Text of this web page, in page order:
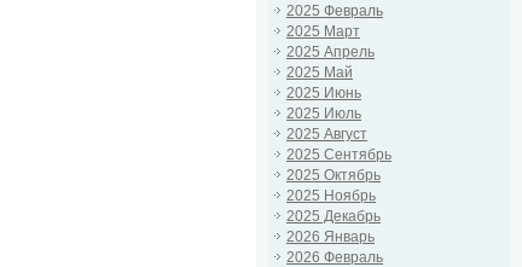
2025 Февраль
2025 Март
2025 Апрель
2025 Май
2025 Июнь
2025 Июль
2025 Август
2025 Сентябрь
2025 Октябрь
2025 Ноябрь
2025 Декабрь
2026 Январь
2026 Февраль